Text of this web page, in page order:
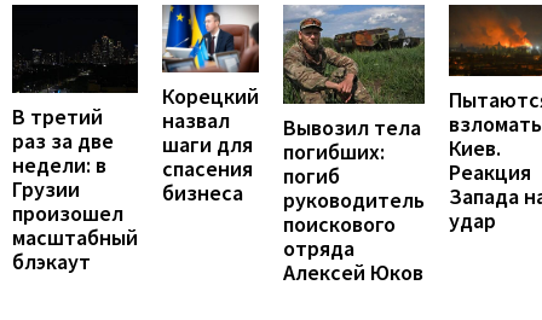
В третий
раз за две
недели: в
Грузии
произошел
масштабный
блэкаут
Корецкий
назвал
шаги для
спасения
бизнеса
Вывозил тела
погибших:
погиб
руководитель
поискового
отряда
Алексей Юков
взломать
Киев.
Реакция
Запада
удар